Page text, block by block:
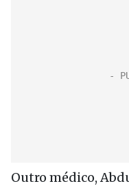
Outro médico,